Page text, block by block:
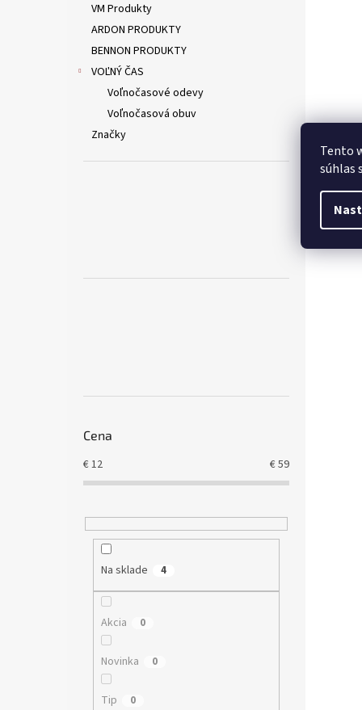
Tento
súhlas
VM Produkty
ARDON PRODUKTY
BENNON PRODUKTY
VOĽNÝ ČAS
Voľnočasové odevy
Voľnočasová obuv
Značky
Cena
€12 €59
Na sklade 4
Akcia 0
Novinka 0
Tip 0